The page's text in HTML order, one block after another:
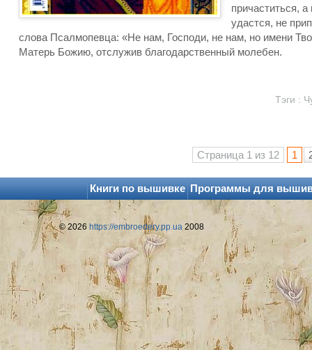
причаститься,
удастся, не
слова Псалмопевца: «Не нам, Господи, не нам, но имени
Матерь Божию, отслужив благодарственный молебен.
Тэги :
Страница 1 из 12 1
Книги по вышивке Программы для
© 2026 https://embroedery.pp.ua 2008